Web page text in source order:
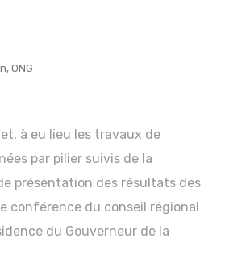
ONG
à eu lieu les travaux de
par pilier suivis de la
présentation des résultats des
conférence du conseil régional
du Gouverneur de la